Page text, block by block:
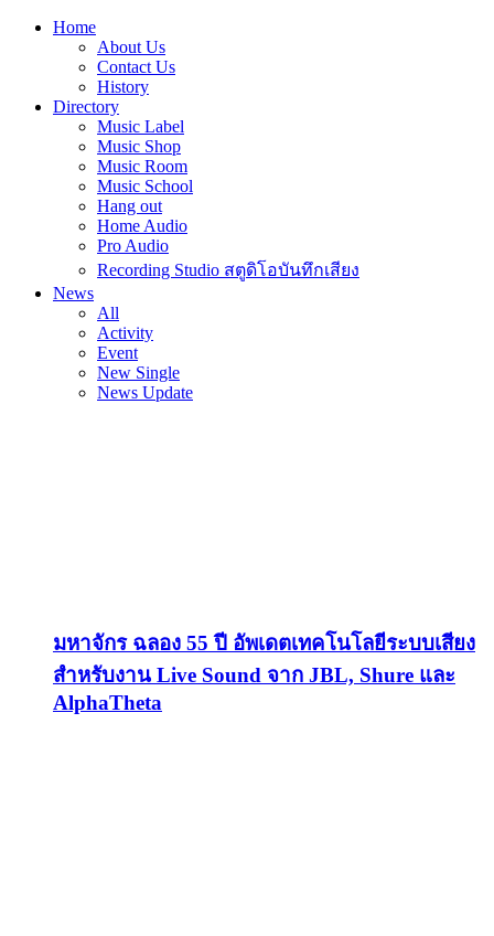
Home
About Us
Contact Us
History
Directory
Music Label
Music Shop
Music Room
Music School
Hang out
Home Audio
Pro Audio
Recording Studio สตูดิโอบันทึกเสียง
News
All
Activity
Event
New Single
News Update
มหาจักร ฉลอง 55 ปี อัพเดตเทคโนโลยีระบบเสียง
สำหรับงาน Live Sound จาก JBL, Shure และ
AlphaTheta